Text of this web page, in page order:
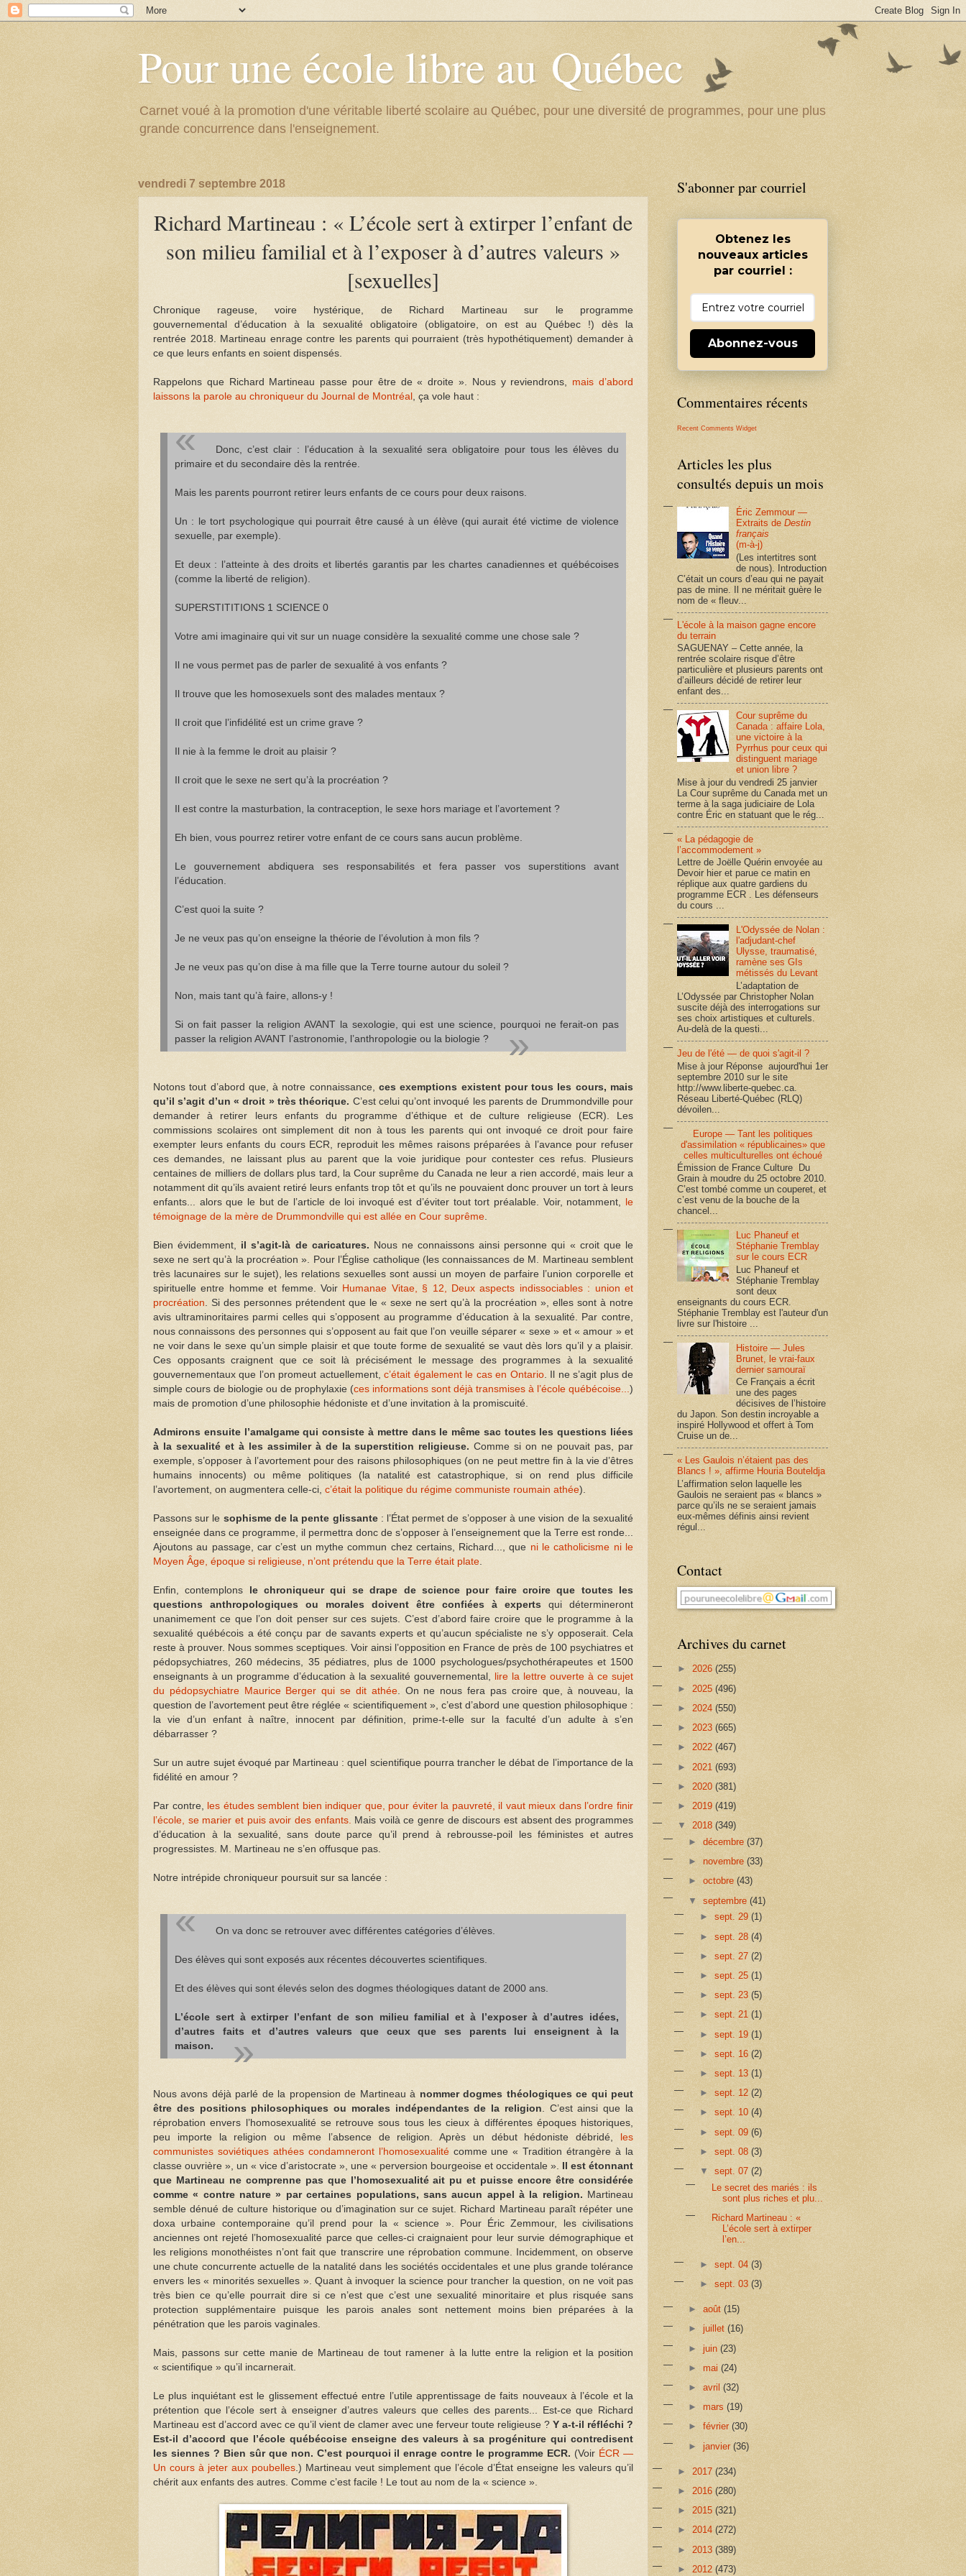
Pour une école libre au Québec
Carnet voué à la promotion d'une véritable liberté scolaire au Québec, pour une diversité de programmes, pour une plus
grande concurrence dans l'enseignement.
vendredi 7 septembre 2018
Richard Martineau : « L’école sert à extirper l’enfant de
son milieu familial et à l’exposer à d’autres valeurs »
[sexuelles]
Chronique rageuse, voire hystérique, de Richard Martineau sur le programme
gouvernemental d’éducation à la sexualité obligatoire (obligatoire, on est au Québec !) dès la
rentrée 2018. Martineau enrage contre les parents qui pourraient (très hypothétiquement) demander à
ce que leurs enfants en soient dispensés.
Rappelons que Richard Martineau passe pour être de « droite ». Nous y reviendrons, mais d’abord
laissons la parole au chroniqueur du Journal de Montréal
, ça vole haut :
Donc, c’est clair : l’éducation à la sexualité sera obligatoire pour tous les élèves du
primaire et du secondaire dès la rentrée.
Mais les parents pourront retirer leurs enfants de ce cours pour deux raisons.
Un : le tort psychologique qui pourrait être causé à un élève (qui aurait été victime de violence
sexuelle, par exemple).
Et deux : l’atteinte à des droits et libertés garantis par les chartes canadiennes et québécoises
(comme la liberté de religion).
SUPERSTITITIONS 1 SCIENCE 0
Votre ami imaginaire qui vit sur un nuage considère la sexualité comme une chose sale ?
Il ne vous permet pas de parler de sexualité à vos enfants ?
Il trouve que les homosexuels sont des malades mentaux ?
Il croit que l’infidélité est un crime grave ?
Il nie à la femme le droit au plaisir ?
Il croit que le sexe ne sert qu’à la procréation ?
Il est contre la masturbation, la contraception, le sexe hors mariage et l’avortement ?
Eh bien, vous pourrez retirer votre enfant de ce cours sans aucun problème.
Le gouvernement abdiquera ses responsabilités et fera passer vos superstitions avant
l’éducation.
C’est quoi la suite ?
Je ne veux pas qu’on enseigne la théorie de l’évolution à mon fils ?
Je ne veux pas qu’on dise à ma fille que la Terre tourne autour du soleil ?
Non, mais tant qu’à faire, allons-y !
Si on fait passer la religion AVANT la sexologie, qui est une science, pourquoi ne ferait-on pas
passer la religion AVANT l’astronomie, l’anthropologie ou la biologie ?
Notons tout d’abord que, à notre connaissance, ces exemptions existent pour tous les cours, mais
qu’il s’agit d’un « droit » très théorique. C’est celui qu’ont invoqué les parents de Drummondville pour
demander à retirer leurs enfants du programme d’éthique et de culture religieuse (ECR). Les
commissions scolaires ont simplement dit non à tous les parents qui ont invoqué ce droit pour faire
exempter leurs enfants du cours ECR, reproduit les mêmes raisons préparées à l’avance pour refuser
ces demandes, ne laissant plus au parent que la voie juridique pour contester ces refus. Plusieurs
centaines de milliers de dollars plus tard, la Cour suprême du Canada ne leur a rien accordé, mais leur a
notamment dit qu’ils avaient retiré leurs enfants trop tôt et qu’ils ne pouvaient donc prouver un tort à leurs
enfants... alors que le but de l’article de loi invoqué est d’éviter tout tort préalable. Voir, notamment,
le
témoignage de la mère de Drummondville qui est allée en Cour suprême
Bien évidemment, il s’agit-là de caricatures. Nous ne connaissons ainsi personne qui « croit que le
sexe ne sert qu’à la procréation ». Pour l’Église catholique (les connaissances de M. Martineau semblent
très lacunaires sur le sujet), les relations sexuelles sont aussi un moyen de parfaire l’union corporelle et
spirituelle entre homme et femme. Voir Humanae Vitae, § 12, Deux aspects indissociables : union et
procréation . Si des personnes prétendent que le « sexe ne sert qu’à la procréation », elles sont à notre
avis ultraminoritaires parmi celles qui s’opposent au programme d’éducation à la sexualité. Par contre,
nous connaissons des personnes qui s’opposent au fait que l’on veuille séparer « sexe » et « amour » et
ne voir dans le sexe qu’un simple plaisir et que toute forme de sexualité se vaut dès lors qu’il y a plaisir.
Ces opposants craignent que ce soit là précisément le message des programmes à la sexualité
gouvernementaux que l’on promeut actuellement, c’était également le cas en Ontario. Il ne s’agit plus de
simple cours de biologie ou de prophylaxie (ces informations sont déjà transmises à l’école québécoise... )
mais de promotion d’une philosophie hédoniste et d’une invitation à la promiscuité.
Admirons ensuite l’amalgame qui consiste à mettre dans le même sac toutes les questions liées
à la sexualité et à les assimiler à de la superstition religieuse.Comme si on ne pouvait pas, par
exemple, s’opposer à l’avortement pour des raisons philosophiques (on ne peut mettre fin à la vie d’êtres
humains innocents) ou même politiques (la natalité est catastrophique, si on rend plus difficile
l’avortement, on augmentera celle-ci, c’était la politique du régime communiste roumain athée).
Passons sur le sophisme de la pente glissante : l’État permet de s’opposer à une vision de la sexualité
enseignée dans ce programme, il permettra donc de s’opposer à l’enseignement que la Terre est ronde...
Ajoutons au passage, car c’est un mythe commun chez certains, Richard..., que ni le catholicisme ni le
Moyen Âge, époque si religieuse, n’ont prétendu que la Terre était plate
Enfin, contemplons
le chroniqueur qui se drape de science pour faire croire que toutes les
questions anthropologiques ou morales doivent être confiées à experts qui détermineront
unanimement ce que l’on doit penser sur ces sujets. C’est d’abord faire croire que le programme à la
sexualité québécois a été conçu par de savants experts et qu’aucun spécialiste ne s’y opposerait. Cela
reste à prouver. Nous sommes sceptiques. Voir ainsi l’opposition en France de près de 100 psychiatres et
pédopsychiatres, 260 médecins, 35 pédiatres, plus de 1000 psychologues/psychothérapeutes et 1500
enseignants à un programme d’éducation à la sexualité gouvernemental,
lire la lettre ouverte à ce sujet
du pédopsychiatre Maurice Berger qui se dit athée. On ne nous fera pas croire que, à nouveau, la
question de l’avortement peut être réglée « scientifiquement », c’est d’abord une question philosophique :
la vie d’un enfant à naître, innocent par définition, prime-t-elle sur la faculté d’un adulte à s’en
débarrasser ?
Sur un autre sujet évoqué par Martineau : quel scientifique pourra trancher le débat de l’importance de la
fidélité en amour ?
Par contre,
les études semblent bien indiquer que, pour éviter la pauvreté, il vaut mieux dans l’ordre finir
l’école, se marier et puis avoir des enfants.
Mais voilà ce genre de discours est absent des programmes
d’éducation à la sexualité, sans doute parce qu’il prend à rebrousse-poil les féministes et autres
progressistes. M. Martineau ne s’en offusque pas.
Notre intrépide chroniqueur poursuit sur sa lancée :
On va donc se retrouver avec différentes catégories d’élèves.
Des élèves qui sont exposés aux récentes découvertes scientifiques.
Et des élèves qui sont élevés selon des dogmes théologiques datant de 2000 ans.
L’école sert à extirper l’enfant de son milieu familial et à l’exposer à d’autres idées,
d’autres faits et d’autres valeurs que ceux que ses parents lui enseignent à la
maison.
Nous avons déjà parlé de la propension de Martineau à nommer dogmes théologiques ce qui peut
être des positions philosophiques ou morales indépendantes de la religion. C’est ainsi que la
réprobation envers l’homosexualité se retrouve sous tous les cieux à différentes époques historiques,
peu importe la religion ou même l’absence de religion. Après un début hédoniste débridé,
les
communistes soviétiques athées condamneront l’homosexualité comme une « Tradition étrangère à la
classe ouvrière », un « vice d’aristocrate », une « perversion bourgeoise et occidentale ».
Il est étonnant
que Martineau ne comprenne pas que l’homosexualité ait pu et puisse encore être considérée
comme « contre nature » par certaines populations, sans aucun appel à la religion. Martineau
semble dénué de culture historique ou d’imagination sur ce sujet. Richard Martineau paraît répéter une
doxa urbaine contemporaine qu’il prend pour la « science ». Pour Éric Zemmour, les civilisations
anciennes ont rejeté l’homosexualité parce que celles-ci craignaient pour leur survie démographique et
les religions monothéistes n’ont fait que transcrire une réprobation commune. Incidemment, on observe
une chute concurrente actuelle de la natalité dans les sociétés occidentales et une plus grande tolérance
envers les « minorités sexuelles ». Quant à invoquer la science pour trancher la question, on ne voit pas
très bien ce qu’elle pourrait dire si ce n’est que c’est une sexualité minoritaire et plus risquée sans
protection supplémentaire puisque les parois anales sont nettement moins bien préparées à la
pénétration que les parois vaginales.
Mais, passons sur cette manie de Martineau de tout ramener à la lutte entre la religion et la position
« scientifique » qu’il incarnerait.
Le plus inquiétant est le glissement effectué entre l’utile apprentissage de faits nouveaux à l’école et la
prétention que l’école sert à enseigner d’autres valeurs que celles des parents... Est-ce que Richard
Martineau est d’accord avec ce qu’il vient de clamer avec une ferveur toute religieuse ? Y a-t-il réfléchi ?
Est-il d’accord que l’école québécoise enseigne des valeurs à sa progéniture qui contredisent
les siennes ? Bien sûr que non. C’est pourquoi il enrage contre le programme ECR. (Voir ÉCR —
Un cours à jeter aux poubelles.) Martineau veut simplement que l’école d’État enseigne les valeurs qu’il
chérit aux enfants des autres. Comme c’est facile ! Le tout au nom de la « science ».
S'abonner par courriel
Obtenez les
nouveaux articles
par courriel :
Abonnez-vous
Commentaires récents
Recent Comments Widget
Articles les plus
consultés depuis un mois
Éric Zemmour —
Extraits deDestin
français
(m-à-j)
(Les intertitres sont
de nous). Introduction
C’était un cours d’eau qui ne payait
pas de mine. Il ne méritait guère le
nom de « fleuv...
L'école à la maison gagne encore
du terrain
SAGUENAY – Cette année, la
rentrée scolaire risque d’être
particulière et plusieurs parents ont
d’ailleurs décidé de retirer leur
enfant des...
Cour suprême du
Canada : affaire Lola,
une victoire à la
Pyrrhus pour ceux qui
distinguent mariage
et union libre ?
Mise à jour du vendredi 25 janvier
La Cour suprême du Canada met un
terme à la saga judiciaire de Lola
contre Éric en statuant que le rég...
« La pédagogie de
l’accommodement »
Lettre de Joëlle Quérin envoyée au
Devoir hier et parue ce matin en
réplique aux quatre gardiens du
programme ECR . Les défenseurs
du cours ...
L'Odyssée de Nolan :
l'adjudant-chef
Ulysse, traumatisé,
ramène ses GIs
métissés du Levant
L’adaptation de
L’Odyssée par Christopher Nolan
suscite déjà des interrogations sur
ses choix artistiques et culturels.
Au-delà de la questi...
Jeu de l'été — de quoi s'agit-il ?
Mise à jour Réponse aujourd'hui 1er
septembre 2010 sur le site
http://www.liberte-quebec.ca.
Réseau Liberté-Québec (RLQ)
dévoilen...
Europe — Tant les politiques
d'assimilation « républicaines» que
celles multiculturelles ont échoué
Émission de France Culture Du
Grain à moudre du 25 octobre 2010.
C’est tombé comme un couperet, et
c’est venu de la bouche de la
chancel...
Luc Phaneuf et
Stéphanie Tremblay
sur le cours ECR
Luc Phaneuf et
Stéphanie Tremblay
sont deux
enseignants du cours ECR.
Stéphanie Tremblay est l'auteur d'un
livre sur l'histoire ...
Histoire — Jules
Brunet, le vrai-faux
dernier samouraï
Ce Français a écrit
une des pages
décisives de l’histoire
du Japon. Son destin incroyable a
inspiré Hollywood et offert à Tom
Cruise un de...
« Les Gaulois n’étaient pas des
Blancs ! », affirme Houria Bouteldja
L’affirmation selon laquelle les
Gaulois ne seraient pas « blancs »
parce qu’ils ne se seraient jamais
eux-mêmes définis ainsi revient
régul...
Contact
Archives du carnet
► 2026 (255)
► 2025 (496)
► 2024 (550)
► 2023 (665)
► 2022 (467)
► 2021 (693)
► 2020 (381)
► 2019 (419)
▼ 2018 (349)
►décembre(37)
► novembre(33)
►octobre(43)
▼septembre(41)
► sept. 29 (1)
► sept. 28 (4)
► sept. 27 (2)
► sept. 25 (1)
► sept. 23 (5)
► sept. 21 (1)
► sept. 19 (1)
► sept. 16 (2)
► sept. 13 (1)
► sept. 12 (2)
► sept. 10 (4)
► sept. 09 (6)
► sept. 08 (3)
▼ sept. 07 (2)
Le secret des mariés : ils
sont plus riches et plu...
Richard Martineau : «
L’école sert à extirper
l’en...
► sept. 04 (3)
► sept. 03 (3)
►août(15)
► juillet(16)
►juin(23)
►mai(24)
►avril(32)
►mars(19)
►février(30)
►janvier(36)
► 2017 (234)
► 2016 (280)
► 2015 (321)
► 2014 (272)
► 2013 (389)
► 2012 (473)